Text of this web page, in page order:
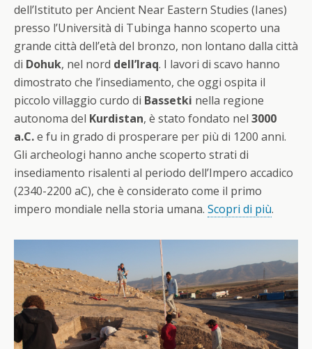
dell’Istituto per Ancient Near Eastern Studies (Ianes)
presso l’Università di Tubinga hanno scoperto una
grande città dell’età del bronzo, non lontano dalla città
di Dohuk, nel nord dell’Iraq. I lavori di scavo hanno
dimostrato che l’insediamento, che oggi ospita il
piccolo villaggio curdo di Bassetki nella regione
autonoma del Kurdistan, è stato fondato nel 3000
a.C.e fu in grado di prosperare per più di 1200 anni.
Gli archeologi hanno anche scoperto strati di
insediamento risalenti al periodo dell’Impero accadico
(2340-2200 aC), che è considerato come il primo
impero mondiale nella storia umana. Scopri di più.